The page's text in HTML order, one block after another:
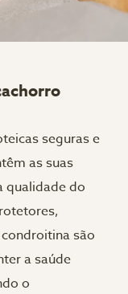
seguras e
as suas
qualidade do
são
a saúde
o